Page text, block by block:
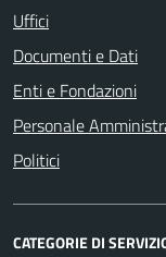
Uffici
Documenti e Dati
Enti e Fondazioni
Personale
Politici
CATEGORIE DI